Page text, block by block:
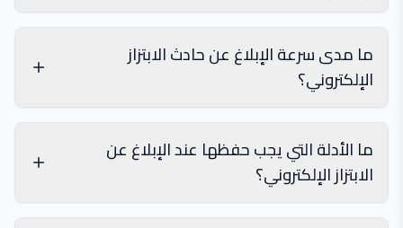
ما مدى سرعة الإبلاغ عن حادث الابتزاز
الإلكتروني؟
ما الأدلة التي يجب حفظها عند الإبلاغ عن
الابتزاز الإلكتروني؟